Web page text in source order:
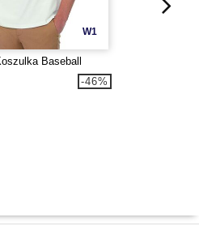
W1
Baseball
-46%